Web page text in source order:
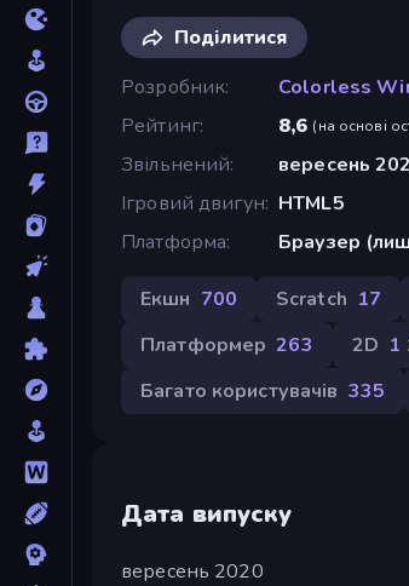
Поділитися
Розробник
Colorless
Рейтинг
8,6 (на основі
Звільнений
вересень
Ігровий двигун HTML5
Платформа
Браузер
Екшн 700 Scratch 17
Платформер 263 2D 1
Багато користувачів 335
Дата випуску
вересень 2020